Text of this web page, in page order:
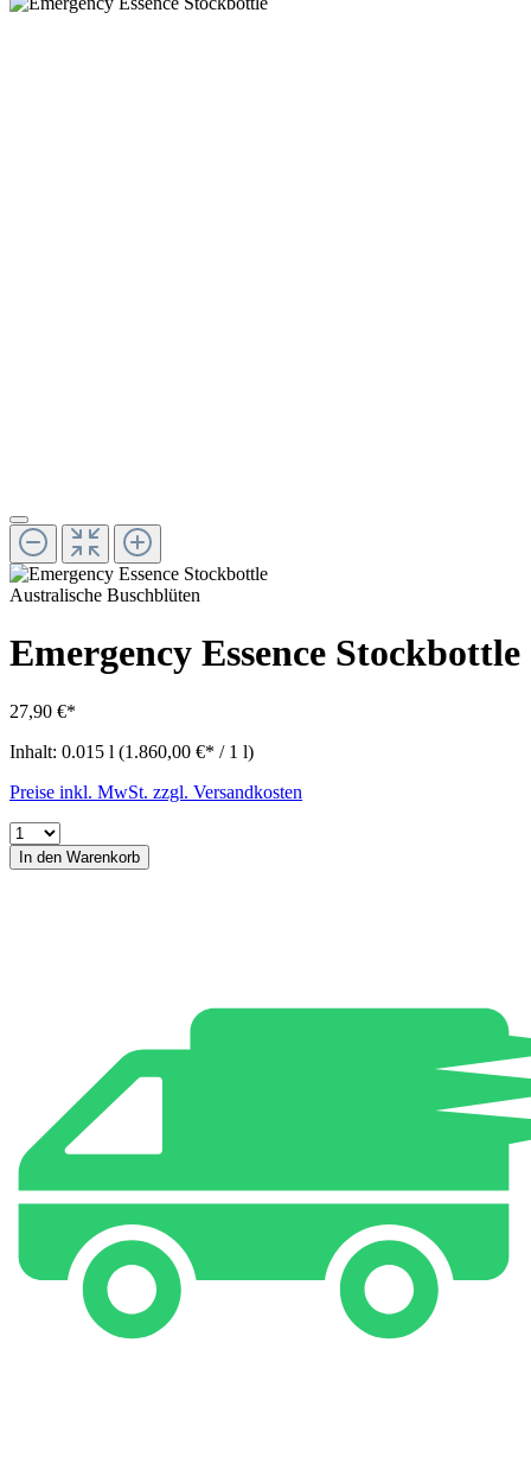
Australische Buschblüten
Emergency Essence Stockbottle
27,90 €*
Inhalt: 0.015 l (1.860,00 €* / 1 l)
Preise inkl. MwSt. zzgl. Versandkosten
In den Warenkorb